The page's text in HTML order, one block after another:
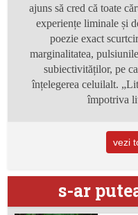
ajuns să cred că toate
experiențe liminale și
poezie exact
marginalitatea,
subiectivităților, pe
înțelegerea celuilalt. „
împotriva
vezi
s-ar